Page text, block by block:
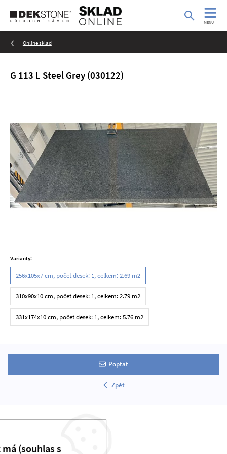
MENU
Online sklad
G 113 L Steel Grey (030122)
Varianty:
256x105x7 cm, počet desek: 1, celkem: 2.69 m2
310x90x10 cm, počet desek: 1, celkem: 2.79 m2
331x174x10 cm, počet desek: 1, celkem: 5.76 m2
Poptat
Zpět
(souhlas s